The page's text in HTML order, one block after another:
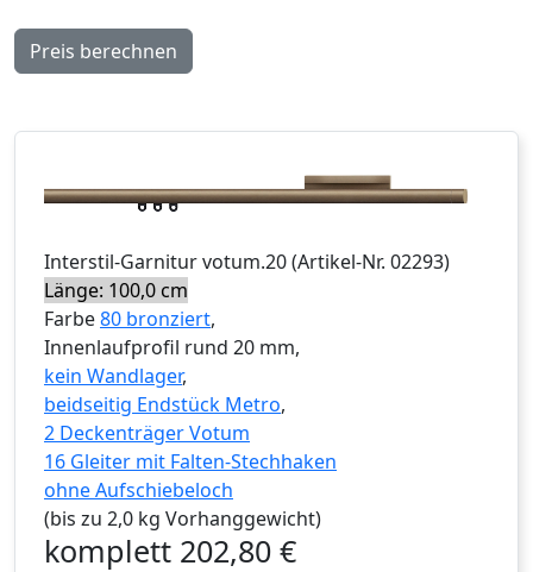
Preis berechnen
Interstil-Garniturvotum.20(Artikel-Nr. 02293)
Länge: 100,0 cm
Farbe80 bronziert,
Innenlaufprofil rund 20 mm,
kein Wandlager,
beidseitig Endstück Metro,
2 Deckenträger Votum
16 Gleiter mit Falten-Stechhaken
ohne Aufschiebeloch
(bis zu 2,0 kg Vorhanggewicht)
komplett 202,80 €